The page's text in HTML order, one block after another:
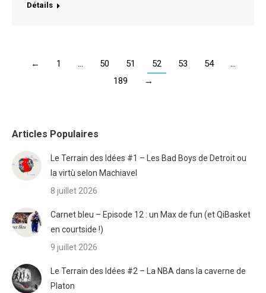
Détails
← 1 … 50 51 52 53 54
…
189
→
Articles Populaires
Le Terrain des Idées #1 – Les Bad Boys de Detroit ou
la virtù selon Machiavel
8 juillet 2026
Carnet bleu – Episode 12 : un Max de fun (et QiBasket
en courtside !)
9 juillet 2026
Le Terrain des Idées #2 – La NBA dans la caverne de
Platon